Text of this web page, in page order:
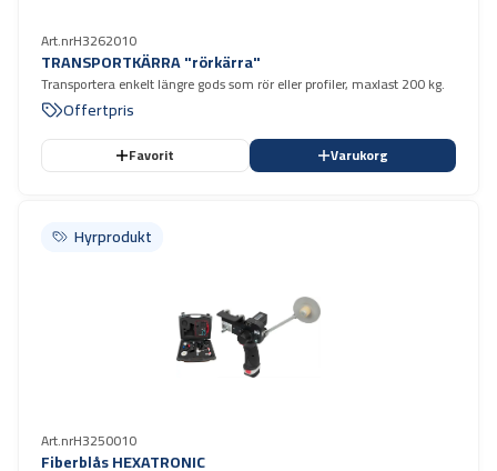
Art.nrH3262010
TRANSPORTKÄRRA "rörkärra"
Transportera enkelt längre gods som rör eller profiler, maxlast 200 kg.
Offertpris
Favorit Varukorg
Hyrprodukt
Hyrprodukt
Art.nrH3250010
Fiberblås HEXATRONIC